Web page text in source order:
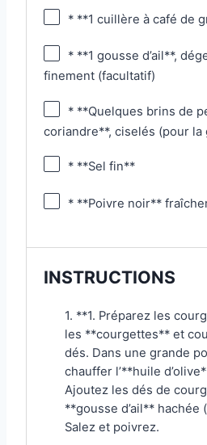
* **1 cuillère à café de
* **1 gousse d’ail**,
finement (facultatif)
* **Quelques brins de
coriandre**, ciselés (pour
* **Sel fin**
* **Poivre noir**
INSTRUCTIONS
1. **1. Préparez les
les **courgettes** et
dés. Dans une grande
chauffer l’**huile
Ajoutez les dés de
**gousse d’ail** hachée
Salez et poivrez.